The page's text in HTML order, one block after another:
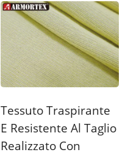
Tessuto Traspirante
E Resistente Al Taglio
Realizzato Con